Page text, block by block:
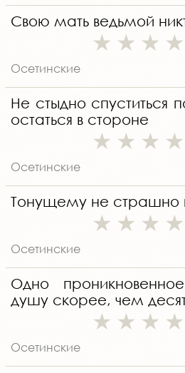
Свою мать ведьмой
Осетинские
Не стыдно спуститься
остаться в стороне
Осетинские
Тонущему не страшно
Осетинские
Одно
душу скорее, чем
Осетинские